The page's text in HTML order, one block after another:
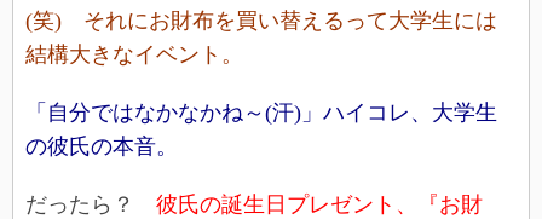
(笑) それにお財布を買い替えるって大学生には
結構大きなイベント。
「自分ではなかなかね～(汗)」ハイコレ、大学生
の彼氏の本音。
だったら？ 彼氏の誕生日プレゼント、『お財